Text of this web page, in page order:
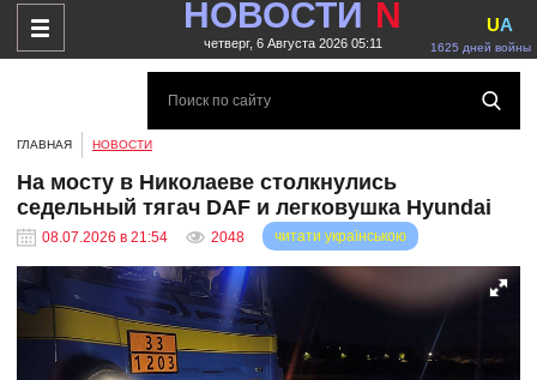
НОВОСТИ N
четверг, 6 Августа 2026 05:11 1625 дней войны
UA
ГЛАВНАЯ НОВОСТИ
На мосту в Николаеве столкнулись
седельный тягач DAF и легковушка Hyundai
08.07.2026 в 21:54 2048 читати українською